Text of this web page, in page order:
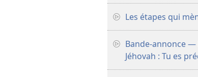
Les étapes qui
Bande-annonce —
Jéhovah : Tu es